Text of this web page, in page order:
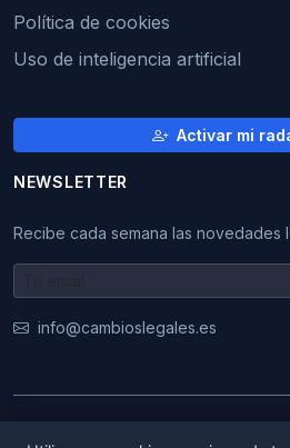
Política de cookies
Uso de inteligencia artificial
Activar mi
NEWSLETTER
Recibe cada semana las novedades
info@cambioslegales.es